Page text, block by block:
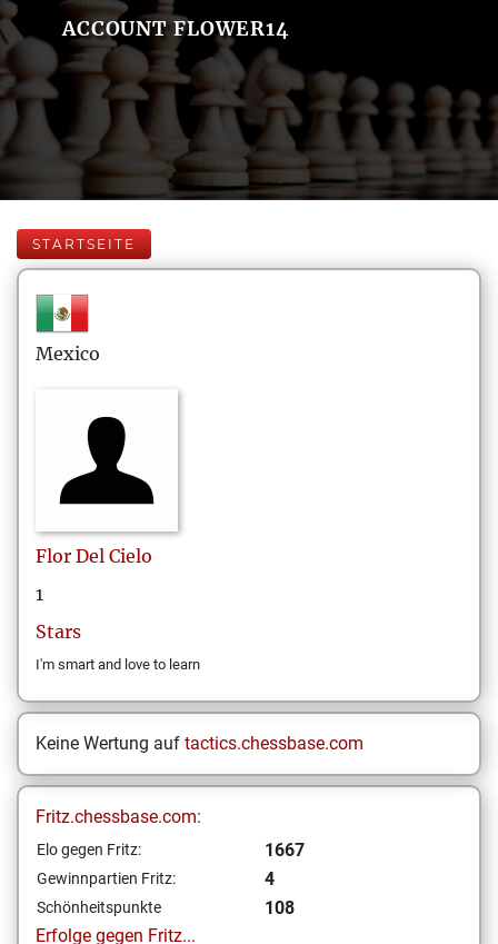
ACCOUNT FLOWER14
STARTSEITE
Mexico
Flor Del Cielo
1
Stars
I'm smart and love to learn
Keine Wertung auf tactics.chessbase.com
Fritz.chessbase.com:
Elo gegen Fritz: 1667
Gewinnpartien Fritz: 4
Schönheitspunkte
108
Erfolge gegen Fritz...